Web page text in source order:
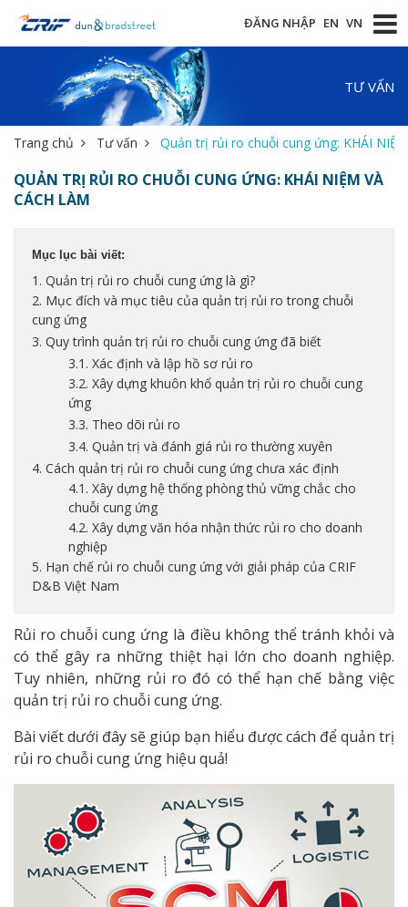
ĐĂNG NHẬP EN VN
TƯ VẤN
Trang chủ Tư vấn Quản trị rủi ro chuỗi cung ứng: KHÁI
QUẢN TRỊ RỦI RO CHUỖI CUNG ỨNG: KHÁI NIỆM VÀ
CÁCH LÀM
Mục lục bài viết:
1. Quản trị rủi ro chuỗi cung ứng là gì?
2. Mục đích và mục tiêu của quản trị rủi ro trong chuỗi
cung ứng
3. Quy trình quản trị rủi ro chuỗi cung ứng đã biết
3.1. Xác định và lập hồ sơ rủi ro
3.2. Xây dựng khuôn khổ quản trị rủi ro chuỗi cung
ứng
3.3. Theo dõi rủi ro
3.4. Quản trị và đánh giá rủi ro thường xuyên
4. Cách quản trị rủi ro chuỗi cung ứng chưa xác định
4.1. Xây dựng hệ thống phòng thủ vững chắc cho
chuỗi cung ứng
4.2. Xây dựng văn hóa nhận thức rủi ro cho doanh
nghiệp
5. Hạn chế rủi ro chuỗi cung ứng với giải pháp của CRIF
D&B Việt Nam
Rủi ro chuỗi cung ứng là điều không thể tránh khỏi và
có thể gây ra những thiệt hại lớn cho doanh nghiệp.
Tuy nhiên, những rủi ro đó có thể hạn chế bằng việc
quản trị rủi ro chuỗi cung ứng.
Bài viết dưới đây sẽ giúp bạn hiểu được cách để quản trị
rủi ro chuỗi cung ứng hiệu quả!